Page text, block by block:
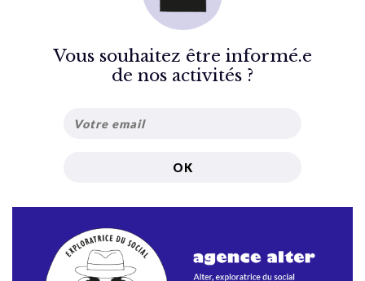
Vous souhaitez être informé.e
de nos activités ?